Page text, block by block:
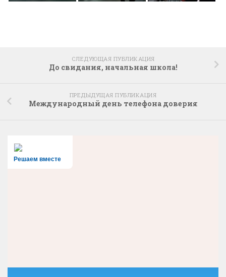
СЛЕДУЮЩАЯ ПУБЛИКАЦИЯ
До свидания, начальная школа!
ПРЕДЫДУЩАЯ ПУБЛИКАЦИЯ
Международный день телефона доверия
Решаем вместе